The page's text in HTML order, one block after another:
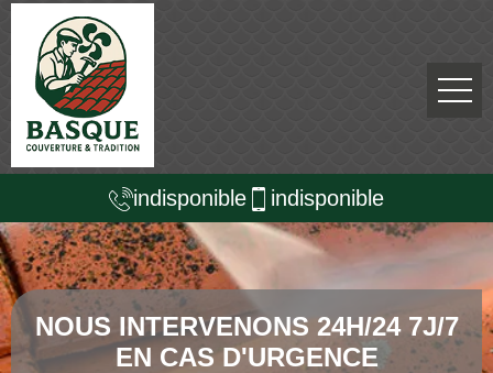
indisponible indisponible
NOUS INTERVENONS 24H/24 7J/7
EN CAS D'URGENCE